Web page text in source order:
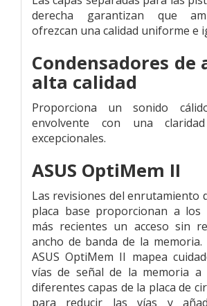
derecha garantizan que
ofrezcan una calidad uniforme e
Condensadores de
alta calidad
Proporciona un sonido
envolvente con una
excepcionales.
ASUS OptiMem II
Las revisiones del enrutamiento
placa base proporcionan a los
más recientes un acceso sin
ancho de banda de la memoria.
ASUS OptiMem II mapea
vías de señal de la memoria a
diferentes capas de la placa de
para reducir las vías y